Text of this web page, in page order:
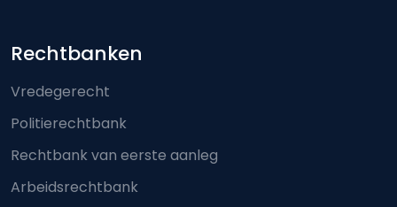
Footer-menu
Rechtbanken
Vredegerecht
Politierechtbank
Rechtbank van eerste aanleg
Arbeidsrechtbank